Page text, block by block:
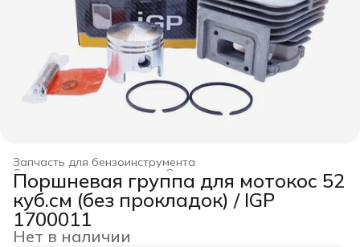
Запчасть для бензоинструмента
Оснастка для инструмента ›
Строительство и ремонт
Главная ›
Поршневая группа для мотокос 52
куб.см (без прокладок) / IGP
1700011
Нет в наличии